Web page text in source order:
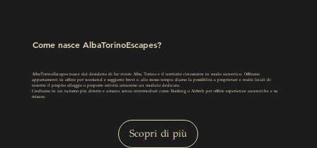
Come nasce AlbaTorinoEscapes?
AlbaTorinoEscapes nasce dal desiderio di far vivere Alba, Torino e il territorio circostante in modo autentico. Offriamo
appartamenti in affitto per weekend e soggiorni brevi e, allo stesso tempo, diamo la possibilità a proprietari e realtà locali di
inserire il proprio alloggio o proporre attività attraverso un modulo dedicato.
Crediamo in un turismo più diretto e umano, senza intermediari come Booking o Airbnb, per offrire esperienze autentiche e su
misura.
Scopri di più